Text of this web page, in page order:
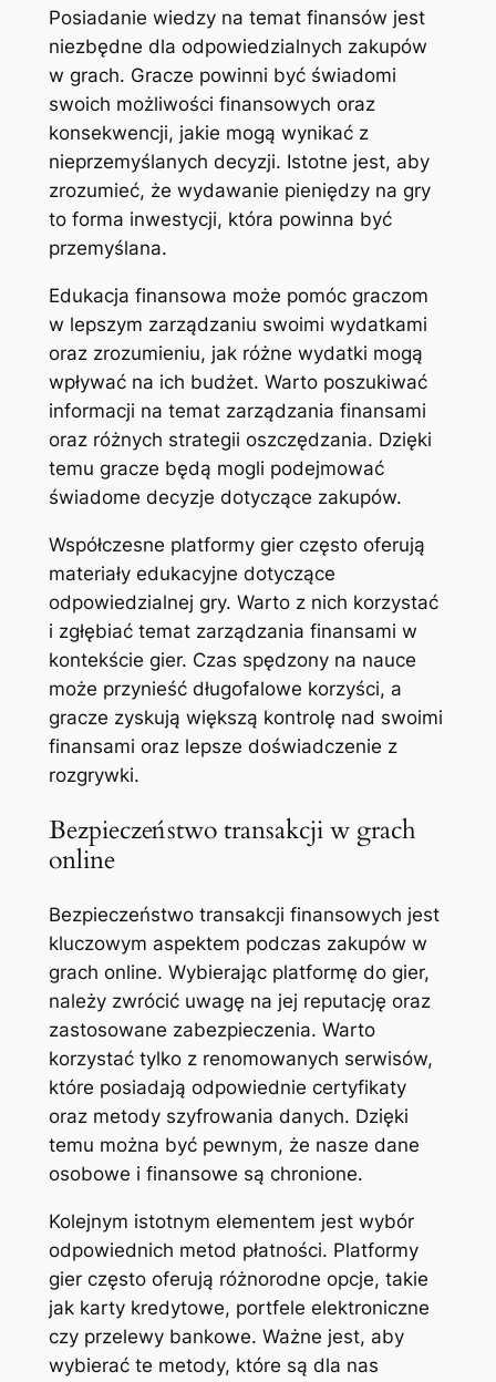
Posiadanie wiedzy na temat finansów jest
niezbędne dla odpowiedzialnych zakupów
w grach. Gracze powinni być świadomi
swoich możliwości finansowych oraz
konsekwencji, jakie mogą wynikać z
nieprzemyślanych decyzji. Istotne jest, aby
zrozumieć, że wydawanie pieniędzy na gry
to forma inwestycji, która powinna być
przemyślana.
Edukacja finansowa może pomóc graczom
w lepszym zarządzaniu swoimi wydatkami
oraz zrozumieniu, jak różne wydatki mogą
wpływać na ich budżet. Warto poszukiwać
informacji na temat zarządzania finansami
oraz różnych strategii oszczędzania. Dzięki
temu gracze będą mogli podejmować
świadome decyzje dotyczące zakupów.
Współczesne platformy gier często oferują
materiały edukacyjne dotyczące
odpowiedzialnej gry. Warto z nich korzystać
i zgłębiać temat zarządzania finansami w
kontekście gier. Czas spędzony na nauce
może przynieść długofalowe korzyści, a
gracze zyskują większą kontrolę nad swoimi
finansami oraz lepsze doświadczenie z
rozgrywki.
Bezpieczeństwo transakcji w grach
online
Bezpieczeństwo transakcji finansowych jest
kluczowym aspektem podczas zakupów w
grach online. Wybierając platformę do gier,
należy zwrócić uwagę na jej reputację oraz
zastosowane zabezpieczenia. Warto
korzystać tylko z renomowanych serwisów,
które posiadają odpowiednie certyfikaty
oraz metody szyfrowania danych. Dzięki
temu można być pewnym, że nasze dane
osobowe i finansowe są chronione.
Kolejnym istotnym elementem jest wybór
odpowiednich metod płatności. Platformy
gier często oferują różnorodne opcje, takie
jak karty kredytowe, portfele elektroniczne
czy przelewy bankowe. Ważne jest, aby
wybierać te metody, które są dla nas